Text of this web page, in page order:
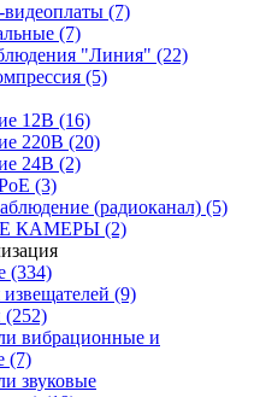
(7)
(7)
"Линия" (22)
(5)
12В (16)
220В (20)
24В (2)
(3)
(радиоканал) (5)
КАМЕРЫ (2)
(334)
(9)
(252)
вибрационные и
(7)
звуковые